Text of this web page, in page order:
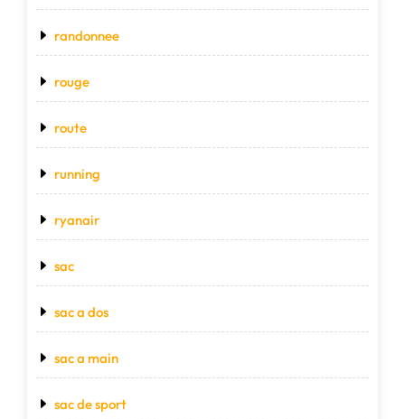
randonnee
rouge
route
running
ryanair
sac
sac a dos
sac a main
sac de sport